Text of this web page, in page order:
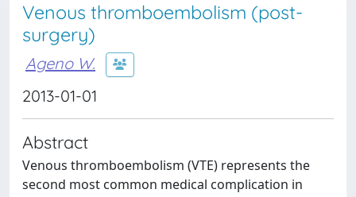
Venous thromboembolism (post-
surgery)
Ageno W.
2013-01-01
Abstract
Venous thromboembolism (VTE) represents the
second most common medical complication in